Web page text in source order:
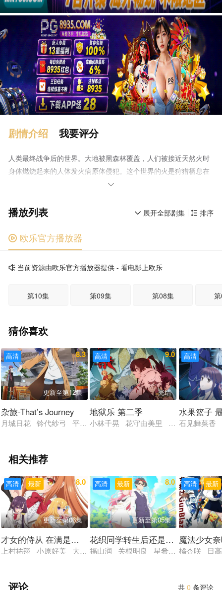
剧情介绍 我要评分
人类最终战争后的世界。大地被黑森林覆盖，人们被接近天然火时
身体燃烧起来的人体发火病原体侵犯。这个世界的火是狩猎栖息在
森林里的黑色兽、炎魔而采集的。在狩猎炎魔的捕火者之间，有最
之火”的火猎，被称为“猎火之王”吧…。 故事的主人公是在村长
改变

 排序
 展开全部剧集
播放列表
 欧乐官方播放器
当前资源由欧乐官方播放器提供 - 看电影上欧乐
第10集 第09集 第08集
猜你喜欢
高清 8.3
更新至第12集
杂旅-That’s Journey
月城日花 铃代纱弓 平塚纱依 佐藤聪美 日笠阳子 小林优 窪
高清 9.0
完结
地狱乐 第二季
小林千晃 花守由美里 木村良平 小
高清
水果篮子
石见舞菜
相关推荐
最新
高清 8.0
更新至第06集
才女的侍从 在满是高岭之花的贵族学校暗中照顾（毫无生
上村祐翔 小原好美 大西沙织 土屋李央 小清水亚美
最新
高清 8.0
更新至第05集
花织同学转生后还是想干架
福山润 关根明良 星希成奏 上田瞳
最新
高清
魔法少女
橘杏咲 日
共0 条评论
评论